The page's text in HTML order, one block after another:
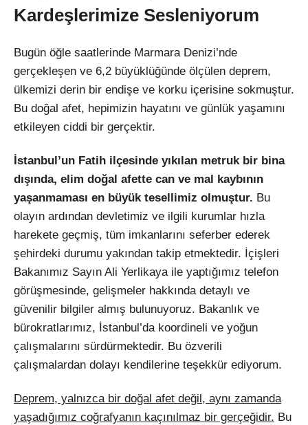
Facebook
Instagram
Kardeşlerimize Sesleniyorum
Bugün öğle saatlerinde Marmara Denizi’nde
gerçekleşen ve 6,2 büyüklüğünde ölçülen deprem,
ülkemizi derin bir endişe ve korku içerisine sokmuştur.
Bu doğal afet, hepimizin hayatını ve günlük yaşamını
etkileyen ciddi bir gerçektir.
İstanbul’un Fatih ilçesinde yıkılan metruk bir bina
dışında, elim doğal afette can ve mal kaybının
yaşanmaması en büyük tesellimiz olmuştur. Bu
olayın ardından devletimiz ve ilgili kurumlar hızla
harekete geçmiş, tüm imkanlarını seferber ederek
şehirdeki durumu yakından takip etmektedir. İçişleri
Bakanımız Sayın Ali Yerlikaya ile yaptığımız telefon
görüşmesinde, gelişmeler hakkında detaylı ve
güvenilir bilgiler almış bulunuyoruz. Bakanlık ve
bürokratlarımız, İstanbul’da koordineli ve yoğun
çalışmalarını sürdürmektedir. Bu özverili
çalışmalardan dolayı kendilerine teşekkür ediyorum.
Deprem, yalnızca bir doğal afet değil, aynı zamanda
yaşadığımız coğrafyanın kaçınılmaz bir gerçeğidir. Bu